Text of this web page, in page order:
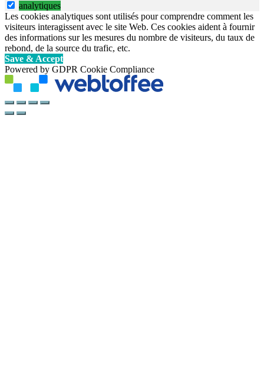
analytiques
Les cookies analytiques sont utilisés pour comprendre comment les
visiteurs interagissent avec le site Web. Ces cookies aident à fournir
des informations sur les mesures du nombre de visiteurs, du taux de
rebond, de la source du trafic, etc.
Save & Accept
Powered by GDPR Cookie Compliance